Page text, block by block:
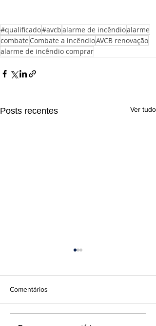
#qualificado#avcbalarme de incêndioalarme
combate Combate a incêndioAVCB renovação
alarme de incêndio comprar
Posts recentes Ver tudo
Comentários